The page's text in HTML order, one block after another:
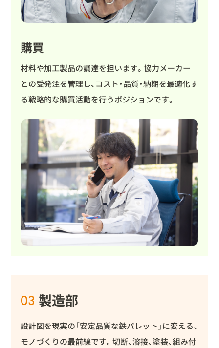
購買
材料や加工製品の調達を担います。協力メーカー
との受発注を管理し、コスト・品質・納期を最適化す
る戦略的な購買活動を行うポジションです。
03 製造部
設計図を現実の「安定品質な鉄パレット」に変える、
モノづくりの最前線です。切断、溶接、塗装、組み付